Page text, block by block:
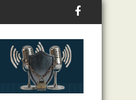
se suman al álbum
Sensation